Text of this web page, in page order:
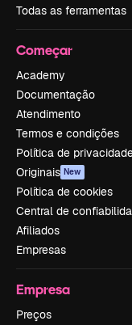
Todas as ferramentas
Começar
Academy
Documentação
Atendimento
Termos e condições
Política de
Originais New
Política de cookies
Central de
Afiliados
Empresas
Empresa
Preços